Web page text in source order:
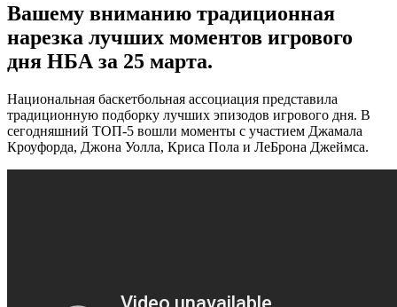
Вашему вниманию традиционная
нарезка лучших моментов игрового
дня НБА за 25 марта.
Национальная баскетбольная ассоциация представила
традиционную подборку лучших эпизодов игрового дня. В
сегодняшний ТОП-5 вошли моменты с участием Джамала
Кроуфорда, Джона Уолла, Криса Пола и ЛеБрона Джеймса.